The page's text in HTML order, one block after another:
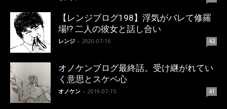
【レンジブログ198】浮気がバレて修羅
場!? 二人の彼女と話し合い
レンジ - 2020-07-16 42
オノケンブログ最終話。受け継がれてい
く意思とスケベ心
オノケン - 2019-07-15 41